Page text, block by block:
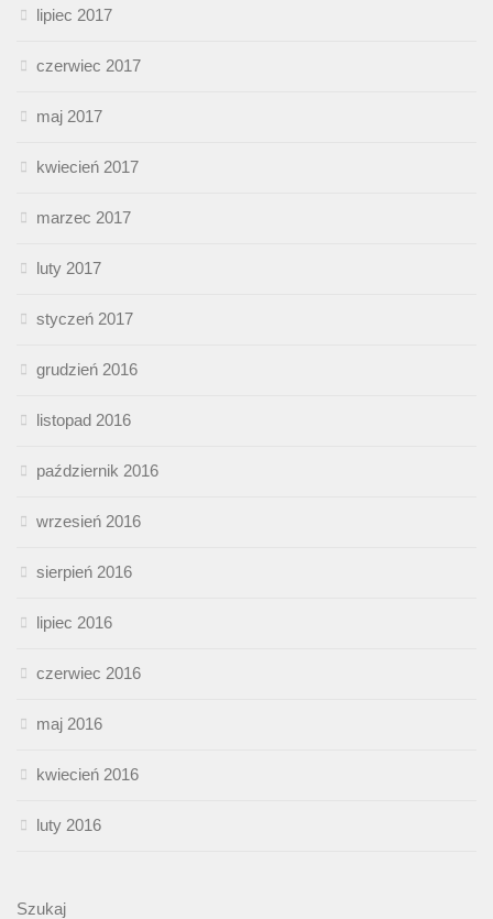
lipiec 2017
czerwiec 2017
maj 2017
kwiecień 2017
marzec 2017
luty 2017
styczeń 2017
grudzień 2016
listopad 2016
październik 2016
wrzesień 2016
sierpień 2016
lipiec 2016
czerwiec 2016
maj 2016
kwiecień 2016
luty 2016
Szukaj